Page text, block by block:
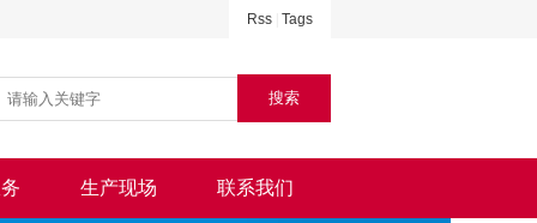
Rss Tags
生产现场 联系我们